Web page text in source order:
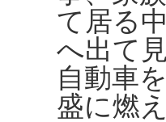
て居る
へ出て
自動車
盛に燃